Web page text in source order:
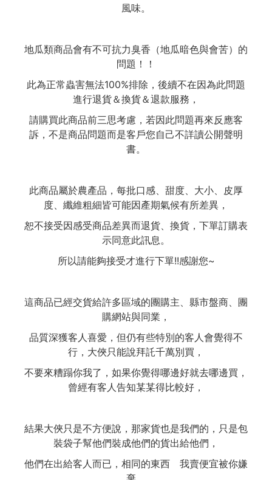
風味。
地瓜類商品會有不可抗力臭香（地瓜暗色與會苦）的
問題！！
此為正常蟲害無法100%排除，後續不在因為此問題
進行退貨＆換貨＆退款服務，
請購買此商品前三思考慮，若因此問題再來反應客
訴，不是商品問題而是客戶您自己不詳讀公開聲明
書。
此商品屬於農產品，每批口感、甜度、大小、皮厚
度、纖維粗細皆可能因產期氣候有所差異，
恕不接受因感受商品差異而退貨、換貨，下單訂購表
示同意此訊息。
所以請能夠接受才進行下單!!感謝您~
這商品已經交貨給許多區域的團購主、縣市盤商、團
購網站與同業，
品質深獲客人喜愛，但仍有些特別的客人會覺得不
行，大俠只能說拜託千萬別買，
不要來糟蹋你我了，如果你覺得哪邊好就去哪邊買，
曾經有客人告知某某得比較好，
結果大俠只是不方便說，那家貨也是我們的，只是包
裝袋子幫他們裝成他們的貨出給他們，
他們在出給客人而已，相同的東西 我賣便宜被你嫌